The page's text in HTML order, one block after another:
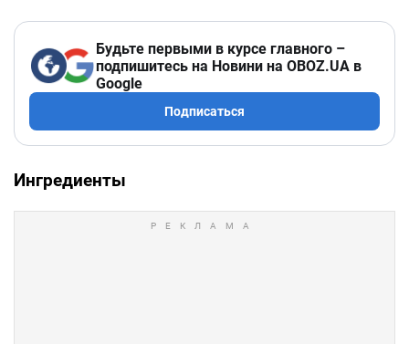
Будьте первыми в курсе главного –
подпишитесь на Новини на OBOZ.UA в
Google
Подписаться
Ингредиенты